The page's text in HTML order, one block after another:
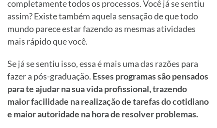
completamente todos os processos. Você já se sentiu
assim? Existe também aquela sensação de que todo
mundo parece estar fazendo as mesmas atividades
mais rápido que você.
Se já se sentiu isso, essa é mais uma das razões para
fazer a pós-graduação. Esses programas são pensados
para te ajudar na sua vida profissional, trazendo
maior facilidade na realização de tarefas do cotidiano
e maior autoridade na hora de resolver problemas.